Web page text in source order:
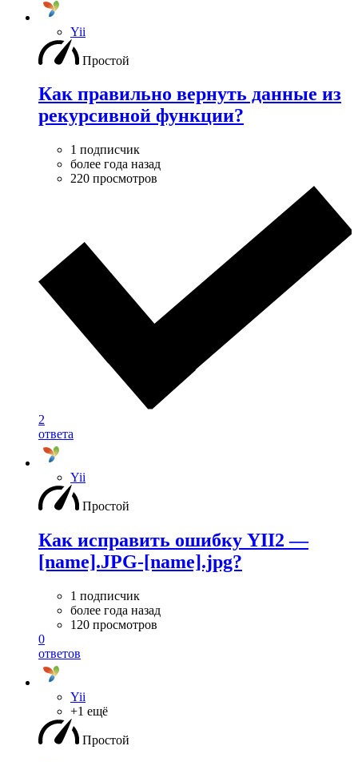
Yii
Простой
Как правильно вернуть данные из
рекурсивной функции?
1 подписчик
более года назад
220 просмотров
2
ответа
Yii
Простой
Как исправить ошибку YII2 —
[name].JPG-[name].jpg?
1 подписчик
более года назад
120 просмотров
0
ответов
Yii
+1 ещё
Простой